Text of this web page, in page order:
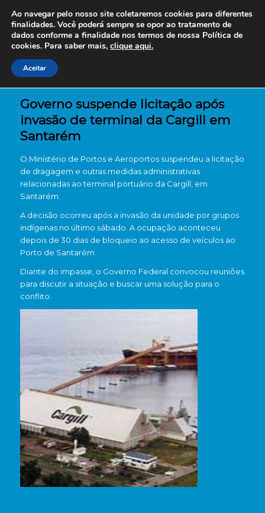
Governo suspende licitação após
invasão de terminal da Cargill em
Santarém
O Ministério de Portos e Aeroportossuspendeu a licitação
de dragagem e outras medidas administrativas
relacionadas ao terminal portuário da Cargill , em
Santarém
A decisão ocorreu após a invasão da unidade por grupos
indígenas no último sábado. A ocupação aconteceu
depois de 30 dias de bloqueio ao acesso de veículos ao
Porto de Santarém
Diante do impasse, o Governo Federal convocou reuniões
para discutir a situação e buscar uma solução para o
conflito.
Ao navegar pelo nosso site coletaremos cookies para diferentes
finalidades. Você poderá sempre se opor ao tratamento de
dados conforme a finalidade nos termos de nossa Política de
cookies. Para saber mais, clique aqui.
Aceitar